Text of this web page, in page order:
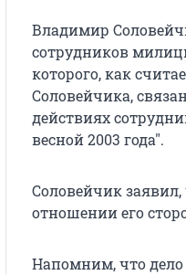
Владимир
сотрудников
которого, как
Соловейчика,
действиях
весной 2003 года".
Соловейчик
отношении его
Напомним, что